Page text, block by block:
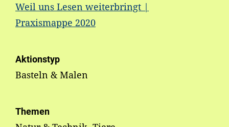
Weil uns Lesen weiterbringt |
Praxismappe 2020
Aktionstyp
Basteln & Malen
Themen